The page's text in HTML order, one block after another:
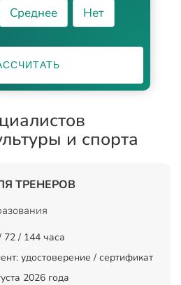
Среднее Нет
и спорта
ТРЕНЕРОВ
72 / 144 часа
удостоверение / сертификат
2026 года